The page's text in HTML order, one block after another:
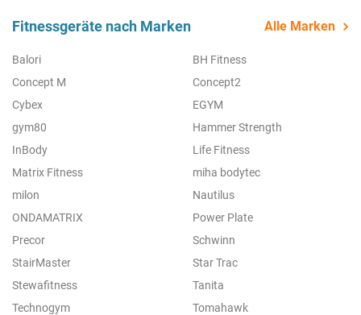
Fitnessgeräte nach Marken Alle Marken
Balori
BH Fitness
Concept M
Concept2
Cybex
EGYM
gym80
Hammer Strength
InBody
Life Fitness
Matrix Fitness
miha bodytec
milon
Nautilus
ONDAMATRIX
Power Plate
Precor
Schwinn
StairMaster
Star Trac
Stewafitness
Tanita
Technogym
Tomahawk